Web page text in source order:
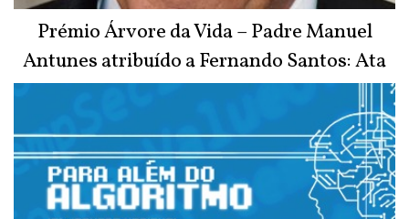
Prémio Árvore da Vida – Padre Manuel
Antunes atribuído a Fernando Santos: Ata
do Júri